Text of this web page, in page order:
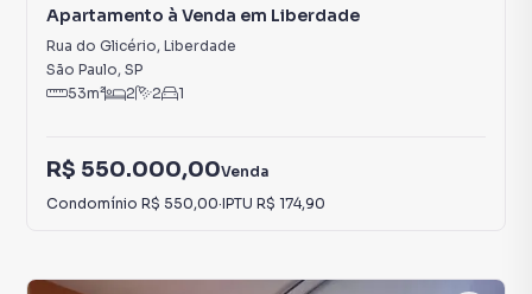
Apartamento à Venda em Liberdade
Rua do Glicério, Liberdade
São Paulo, SP
53m² 2 2 1
R$ 550.000,00Venda
Condomínio R$ 550,00·IPTU R$ 174,90